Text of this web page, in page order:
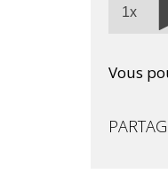
90%
1x
Vous